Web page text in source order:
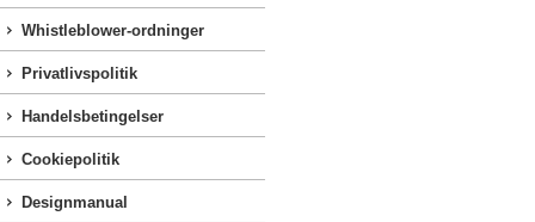
Whistleblower-ordninger
Privatlivspolitik
Handelsbetingelser
Cookiepolitik
Designmanual